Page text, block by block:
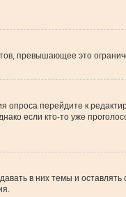
превышающее это
перейдите к
если кто-то уже
в них темы и